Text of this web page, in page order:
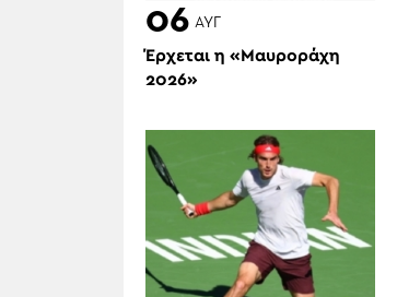
06 ΑΥΓ
Έρχεται η «Μαυροράχη
2026»